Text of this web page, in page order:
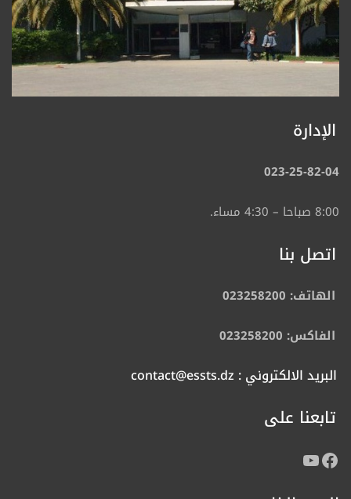
الإدارة
023-25-82-04
8:00 صباحا – 4:30 مساء.
اتصل بنا
الهاتف: 023258200
الفاكس: 023258200
البريد الالكتروني : contact@essts.dz
تابعنا على